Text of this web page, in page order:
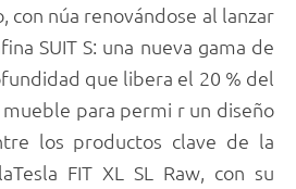
con núa renovándose al lanzar
SUIT S: una nueva gama de
que libera el 20 % del
para permi r un diseño
los productos clave de la
FIT XL SL Raw, con su